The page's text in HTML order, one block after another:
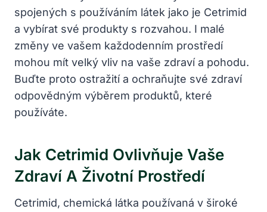
spojených s používáním látek jako je Cetrimid
a vybírat své produkty s rozvahou. I malé
změny ve vašem každodenním prostředí
mohou mít velký vliv na vaše zdraví a pohodu.
Buďte proto ostražití a ochraňujte své zdraví
odpovědným výběrem produktů, které
používáte.
Jak Cetrimid Ovlivňuje Vaše
Zdraví A Životní Prostředí
Cetrimid, chemická látka používaná v široké